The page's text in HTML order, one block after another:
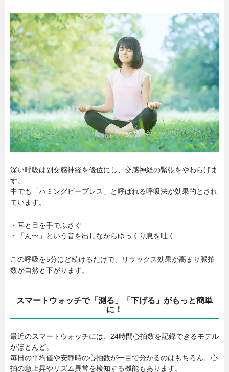
深い呼吸は副交感神経を優位にし、交感神経の緊張をやわらげま
す。
中でも「ハミングビーブレス」と呼ばれる呼吸法が効果的とされ
ています。
・耳と目を手でふさぐ
・「ん〜」という音を出しながらゆっくり息を吐く
この呼吸を5分ほど続けるだけで、リラックス効果が高まり脈拍
数が自然と下がります。
スマートウォッチで「測る」「下げる」がもっと簡単
に！
最近のスマートウォッチには、24時間心拍数を記録できるモデル
がほとんど。
毎日の平均値や安静時の心拍数が一目で分かるのはもちろん、心
拍の急上昇やリズム異常を検知する機能もあります。